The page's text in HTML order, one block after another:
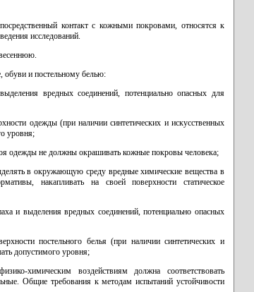
контакт с кожными покровами, относятся к
исследований.
обуви и постельному белью:
вредных соединений, потенциально опасных для
одежды (при наличии синтетических и искусственных
уровня;
одежды не должны окрашивать кожные покровы человека;
в окружающую среду вредные химические вещества в
накапливать на своей поверхности статическое
и выделения вредных соединений, потенциально опасных
постельного белья (при наличии синтетических и
допустимого уровня;
химическим воздействиям должна соответствовать
Общие требования к методам испытаний устойчивости